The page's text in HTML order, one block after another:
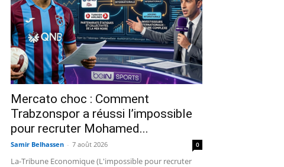
Mercato choc : Comment
Trabzonspor a réussi l’impossible
pour recruter Mohamed...
Samir Belhassen - 7 août 2026 0
La-Tribune Economique (L'impossible pour recruter